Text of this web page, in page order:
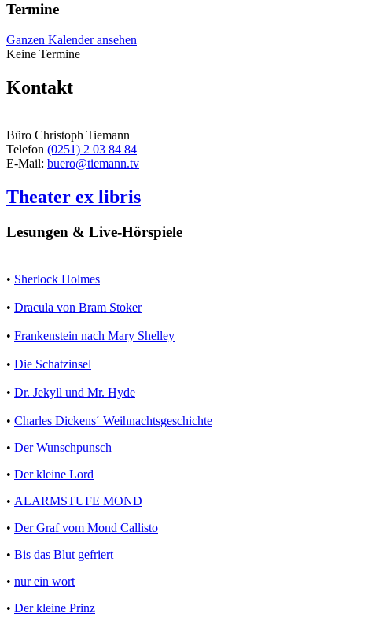
Termine
Ganzen Kalender ansehen
Keine Termine
Kontakt
Büro Christoph Tiemann
Telefon (0251) 2 03 84 84
E-Mail: buero@tiemann.tv
Theater ex libris
Lesungen & Live-Hörspiele
• Sherlock Holmes
• Dracula von Bram Stoker
• Frankenstein nach Mary Shelley
• Die Schatzinsel
• Dr. Jekyll und Mr. Hyde
• Charles Dickens´ Weihnachtsgeschichte
• Der Wunschpunsch
• Der kleine Lord
• ALARMSTUFE MOND
• Der Graf vom Mond Callisto
• Bis das Blut gefriert
• nur ein wort
• Der kleine Prinz